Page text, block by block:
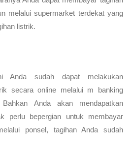
melalui supermarket terdekat yang
listrik.
Anda sudah dapat melakukan
secara online melalui m banking
Anda akan mendapatkan
perlu bepergian untuk membayar
ponsel, tagihan Anda sudah